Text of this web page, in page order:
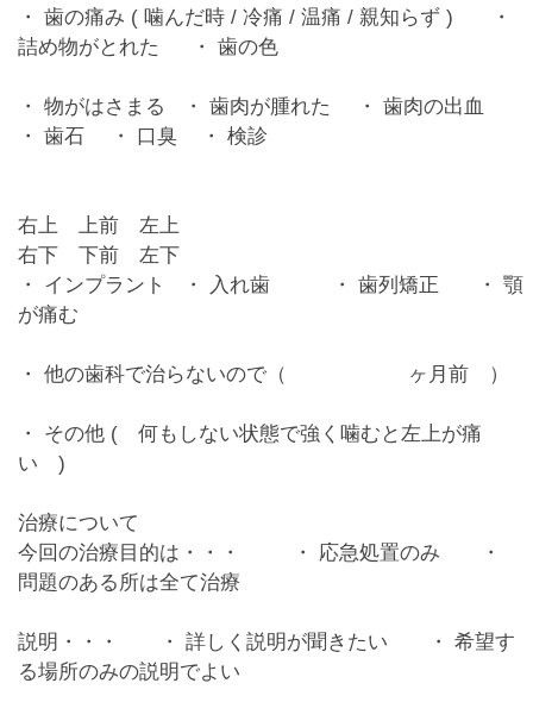
・ 歯の痛み ( 噛んだ時/ 冷痛 / 温痛 / 親知らず ) ・
詰め物がとれた ・
歯の色
・ 物がはさまる ・ 歯肉が腫れた ・ 歯肉の出血
・ 歯石 ・ 口臭 ・ 検診
右上 上前 左上
右下 下前 左下
・ インプラント ・ 入れ歯 ・ 歯列矯正 ・ 顎
が痛む
・ 他の歯科で治らないので（ ヶ月前 ）
・ その他 ( 何もしない状態で強く噛むと左上が痛
い )
治療について
今回の治療目的は・・・ ・ 応急処置のみ ・
問題のある所は全て治療
説明・・・ ・ 詳しく説明が聞きたい ・ 希望す
る場所のみの説明でよい